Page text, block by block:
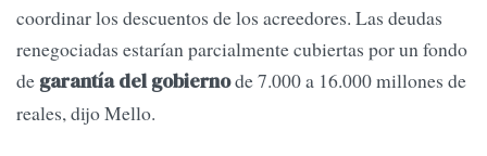
coordinar los descuentos de los acreedores. Las deudas
renegociadas estarían parcialmente cubiertas por un fondo
de garantía del gobiernode 7.000 a 16.000 millones de
reales, dijo Mello.